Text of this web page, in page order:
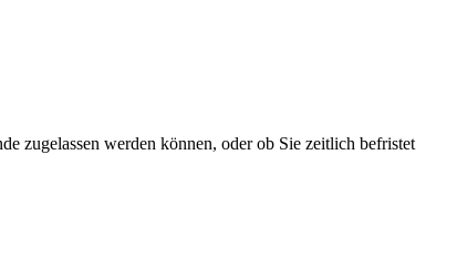
zugelassen werden können, oder ob Sie zeitlich befristet